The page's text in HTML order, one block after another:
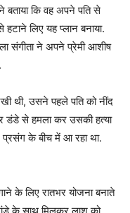
कि वह अपने पति से
लिए यह प्लान बनाया.
संगीता ने अपने प्रेमी आशीष
थी, उसने पहले पति को नींद
डंडे से हमला कर उसकी हत्या
प्रसंग के बीच में आ रहा था.
के लिए रातभर योजना बनाते